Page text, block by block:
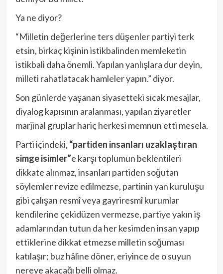
Ya ne diyor?
“Milletin değerlerine ters düşenler partiyi terk
etsin, birkaç kişinin istikbalinden memleketin
istikbali daha önemli. Yapılan yanlışlara dur deyin,
milleti rahatlatacak hamleler yapın.” diyor.
Son günlerde yaşanan siyasetteki sıcak mesajlar,
diyalog kapısının aralanması, yapılan ziyaretler
marjinal gruplar hariç herkesi memnun etti mesela.
Parti içindeki, “partiden insanları uzaklaştıran
simge isimler”e karşı toplumun beklentileri
dikkate alınmaz, insanları partiden soğutan
söylemler revize edilmezse, partinin yan kuruluşu
gibi çalışan resmî veya gayriresmî kurumlar
kendilerine çekidüzen vermezse, partiye yakın iş
adamlarından tutun da her kesimden insan yapıp
ettiklerine dikkat etmezse milletin soğuması
katılaşır; buz hâline döner, eriyince de o suyun
nereye akacağı belli olmaz.